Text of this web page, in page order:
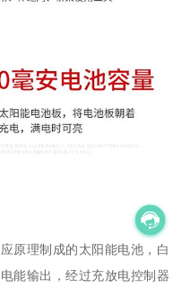
原理制成的太阳能电池，白
能输出，经过充放电控制器